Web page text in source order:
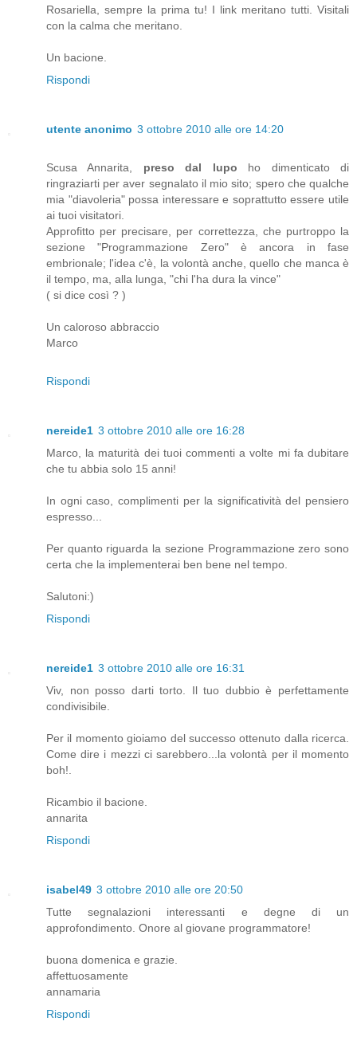
Rosariella, sempre la prima tu! I link meritano tutti. Visitali
con la calma che meritano.
Un bacione.
Rispondi
utente anonimo 3 ottobre 2010 alle ore 14:20
Scusa Annarita, preso dal lupo ho dimenticato di
ringraziarti per aver segnalato il mio sito; spero che qualche
mia "diavoleria" possa interessare e soprattutto essere utile
ai tuoi visitatori.
Approfitto per precisare, per correttezza, che purtroppo la
sezione "Programmazione Zero" è ancora in fase
embrionale; l'idea c'è, la volontà anche, quello che manca è
il tempo, ma, alla lunga, "chi l'ha dura la vince"
( si dice così ? )
Un caloroso abbraccio
Marco
Rispondi
nereide1 3 ottobre 2010 alle ore 16:28
Marco, la maturità dei tuoi commenti a volte mi fa dubitare
che tu abbia solo 15 anni!
In ogni caso, complimenti per la significatività del pensiero
espresso...
Per quanto riguarda la sezione Programmazione zero sono
certa che la implementerai ben bene nel tempo.
Salutoni:)
Rispondi
nereide1 3 ottobre 2010 alle ore 16:31
Viv, non posso darti torto. Il tuo dubbio è perfettamente
condivisibile.
Per il momento gioiamo del successo ottenuto dalla ricerca.
Come dire i mezzi ci sarebbero...la volontà per il momento
boh!.
Ricambio il bacione.
annarita
Rispondi
isabel49 3 ottobre 2010 alle ore 20:50
Tutte segnalazioni interessanti e degne di un
approfondimento. Onore al giovane programmatore!
buona domenica e grazie.
affettuosamente
annamaria
Rispondi